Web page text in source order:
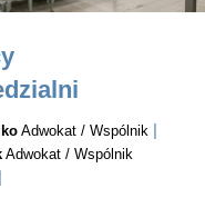
Adwokat / Wspólnik |
Adwokat / Wspólnik
|